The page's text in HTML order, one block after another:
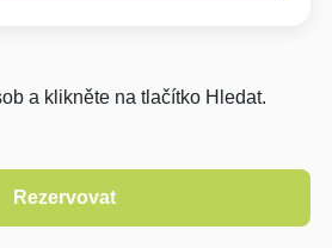
a klikněte na tlačítko Hledat.